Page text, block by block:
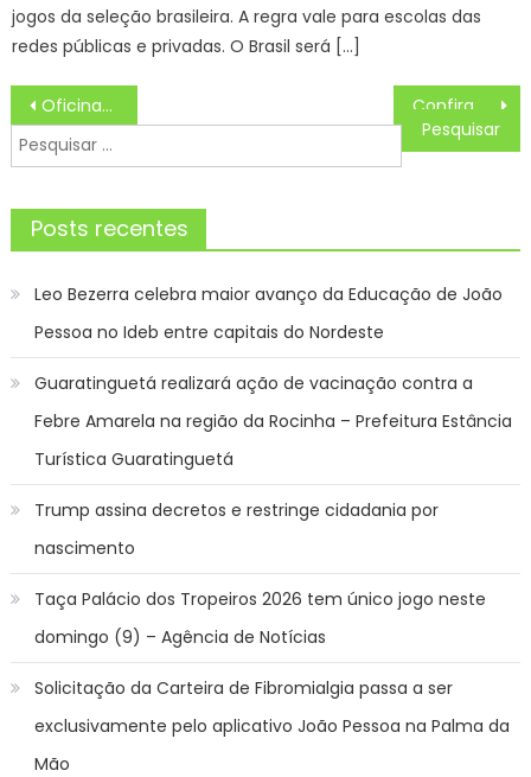
jogos da seleção brasileira. A regra vale para escolas das
redes públicas e privadas. O Brasil será […]
Navegação
de
Post
Oficinas para entrevistadores do Cadastro Único têm início com foco na nova plataforma digital do serviço – CGNotícias
Pesquisar
por:
Posts recentes
Leo Bezerra celebra maior avanço da Educação de João
Pessoa no Ideb entre capitais do Nordeste
Guaratinguetá realizará ação de vacinação contra a
Febre Amarela na região da Rocinha – Prefeitura Estância
Turística Guaratinguetá
Trump assina decretos e restringe cidadania por
nascimento
Taça Palácio dos Tropeiros 2026 tem único jogo neste
domingo (9) – Agência de Notícias
Solicitação da Carteira de Fibromialgia passa a ser
exclusivamente pelo aplicativo João Pessoa na Palma da
Mão